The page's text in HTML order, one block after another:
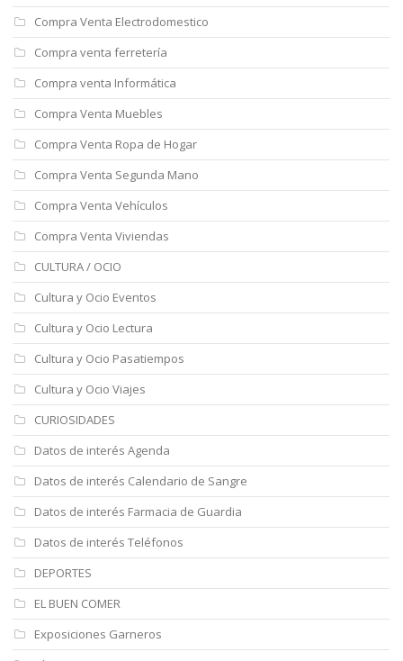
Compra Venta Electrodomestico
Compra venta ferretería
Compra venta Informática
Compra Venta Muebles
Compra Venta Ropa de Hogar
Compra Venta Segunda Mano
Compra Venta Vehículos
Compra Venta Viviendas
CULTURA / OCIO
Cultura y Ocio Eventos
Cultura y Ocio Lectura
Cultura y Ocio Pasatiempos
Cultura y Ocio Viajes
CURIOSIDADES
Datos de interés Agenda
Datos de interés Calendario de Sangre
Datos de interés Farmacia de Guardia
Datos de interés Teléfonos
DEPORTES
EL BUEN COMER
Exposiciones Garneros